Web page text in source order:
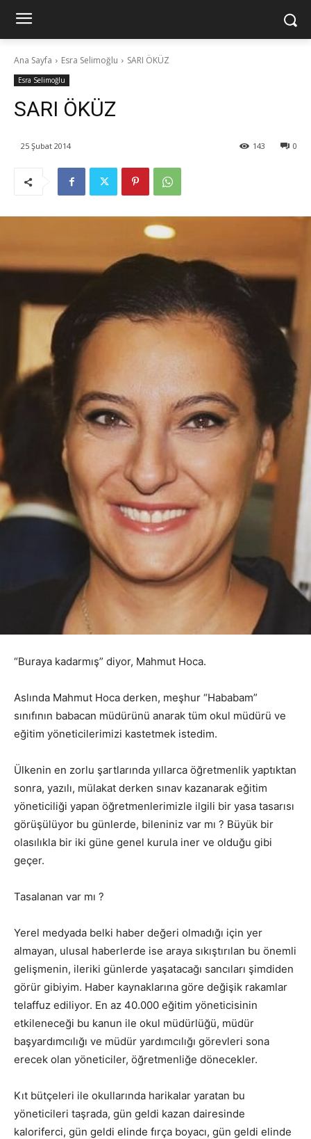
Ana Sayfa Esra Selimoğlu SARI ÖKÜZ
Esra Selimoğlu
SARI ÖKÜZ
25 Şubat 2014 0
143
“Buraya kadarmış” diyor, Mahmut Hoca.
Aslında Mahmut Hoca derken, meşhur “Hababam”
sınıfının babacan müdürünü anarak tüm okul müdürü ve
eğitim yöneticilerimizi kastetmek istedim.
Ülkenin en zorlu şartlarında yıllarca öğretmenlik yaptıktan
sonra, yazılı, mülakat derken sınav kazanarak eğitim
yöneticiliği yapan öğretmenlerimizle ilgili bir yasa tasarısı
görüşülüyor bu günlerde, bileniniz var mı ? Büyük bir
olasılıkla bir iki güne genel kurula iner ve olduğu gibi
geçer.
Tasalanan var mı ?
Yerel medyada belki haber değeri olmadığı için yer
almayan, ulusal haberlerde ise araya sıkıştırılan bu önemli
gelişmenin, ileriki günlerde yaşatacağı sancıları şimdiden
görür gibiyim. Haber kaynaklarına göre değişik rakamlar
telaffuz ediliyor. En az 40.000 eğitim yöneticisinin
etkileneceği bu kanun ile okul müdürlüğü, müdür
başyardımcılığı ve müdür yardımcılığı görevleri sona
erecek olan yöneticiler, öğretmenliğe dönecekler.
Kıt bütçeleri ile okullarında harikalar yaratan bu
yöneticileri taşrada, gün geldi kazan dairesinde
kaloriferci, gün geldi elinde fırça boyacı, gün geldi elinde